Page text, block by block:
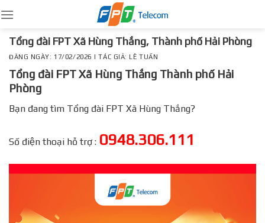
to
content
Tổng đài FPT Xã Hùng Thắng, Thành phố Hải Phòng
ĐĂNG NGÀY: 17/02/2026 | TÁC GIẢ: LÊ TUẤN
Tổng đài FPT Xã Hùng Thắng Thành phố Hải
Phòng
Bạn đang tìm Tổng đài FPT Xã Hùng Thắng?
Số điện thoại hỗ trợ : 0948.306.111